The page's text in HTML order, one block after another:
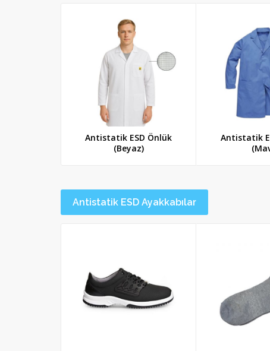
Antistatik ESD Önlük
(Beyaz)
Antistatik
Antistatik ESD Ayakkabılar